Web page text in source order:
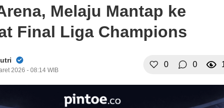
Melaju Mantap ke
Final Liga Champions
2026 - 08:14 WIB
0 0